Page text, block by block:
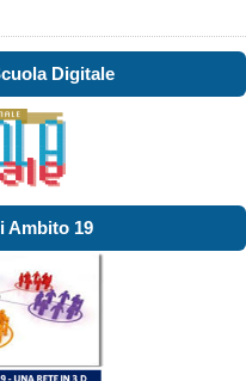
Digitale
Ambito 19